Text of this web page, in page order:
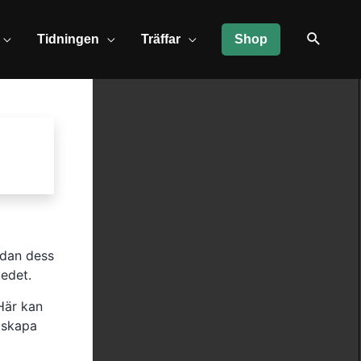
Tidningen Träffar Shop
dess
kan